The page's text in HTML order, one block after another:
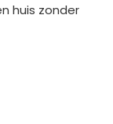
huis zonder